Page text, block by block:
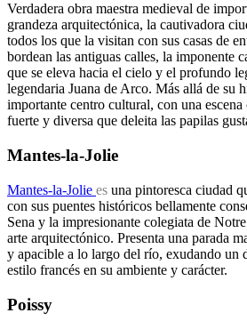
Verdadera obra maestra medieval de
grandeza arquitectónica, la cautivadora
todos los que la visitan con sus casas de
bordean las antiguas calles, la imponente
que se eleva hacia el cielo y el profundo
legendaria Juana de Arco. Más allá de su
importante centro cultural, con una
fuerte y diversa que deleita las papilas
Mantes-la-Jolie
Mantes-la-Jolie es una pintoresca ciudad
con sus puentes históricos bellamente
Sena y la impresionante colegiata de
arte arquitectónico. Presenta una parada
y apacible a lo largo del río, exudando un
estilo francés en su ambiente y carácter.
Poissy